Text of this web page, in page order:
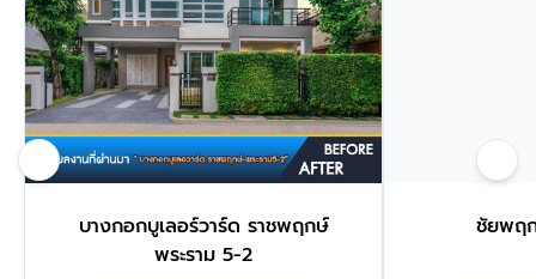
บางกอกบูเลอร์วาร์ด ราชพฤกษ์
พระราม 5-2
ชัยพฤ